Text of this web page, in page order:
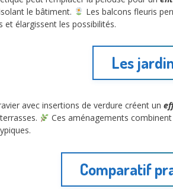
le bâtiment. Les balcons fleuris
et élargissent les possibilités.
Les
avec insertions de verdure créent un
Ces aménagements combinent
Comparatif